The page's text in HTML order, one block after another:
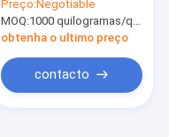
H10 ácida de papel
Preço:Negotiable
MOQ:1000 quilogramas/quilogramas (Mínimo Ordem)
obtenha o ultimo preço
contacto